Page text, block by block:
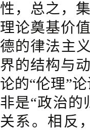
性，总之，
理论奠基价
德的律法主
界的结构与
论的“伦理”
非是“政治的
关系。相反